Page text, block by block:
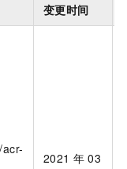
变更时间
2021 年 03